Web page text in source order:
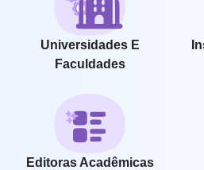
Universidades E
Faculdades
Editoras Acadêmicas